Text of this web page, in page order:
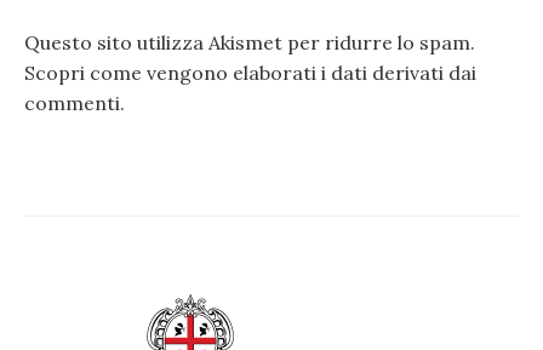
Questo sito utilizza Akismet per ridurre lo spam.
Scopri come vengono elaborati i dati derivati dai
commenti.